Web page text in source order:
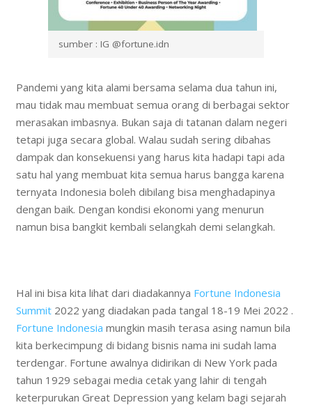
sumber : IG @fortune.idn
Pandemi yang kita alami bersama selama dua tahun ini,
mau tidak mau membuat semua orang di berbagai sektor
merasakan imbasnya. Bukan saja di tatanan dalam negeri
tetapi juga secara global. Walau sudah sering dibahas
dampak dan konsekuensi yang harus kita hadapi tapi ada
satu hal yang membuat kita semua harus bangga karena
ternyata Indonesia boleh dibilang bisa menghadapinya
dengan baik. Dengan kondisi ekonomi yang menurun
namun bisa bangkit kembali selangkah demi selangkah.
Hal ini bisa kita lihat dari diadakannya Fortune Indonesia
Summit2022 yang diadakan pada tangal 18-19 Mei 2022 .
Fortune Indonesia mungkin masih terasa asing namun bila
kita berkecimpung di bidang bisnis nama ini sudah lama
terdengar. Fortune awalnya didirikan di New York pada
tahun 1929 sebagai media cetak yang lahir di tengah
keterpurukan Great Depression yang kelam bagi sejarah